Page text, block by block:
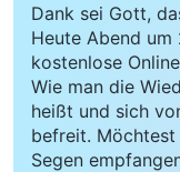
Dank sei Gott,
Heute Abend
kostenlose
Wie man die
heißt und sich
befreit.
Segen